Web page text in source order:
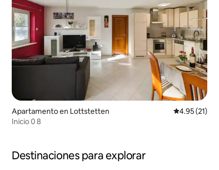
Apartamento en Lottstetten Calificación
4.95 (21)
Inicio 0 8
Destinaciones para explorar